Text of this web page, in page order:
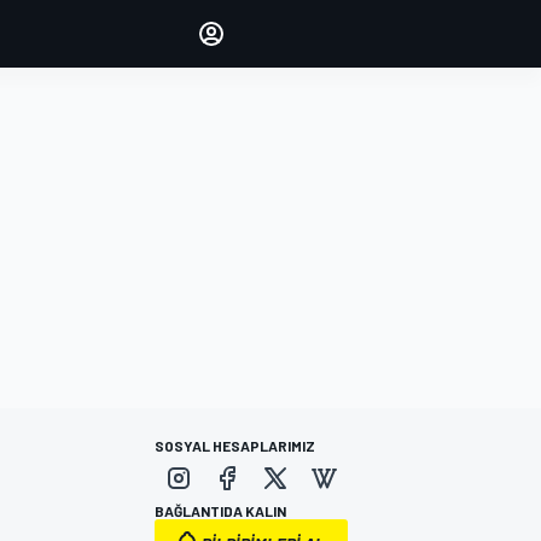
SOSYAL HESAPLARIMIZ
BAĞLANTIDA KALIN